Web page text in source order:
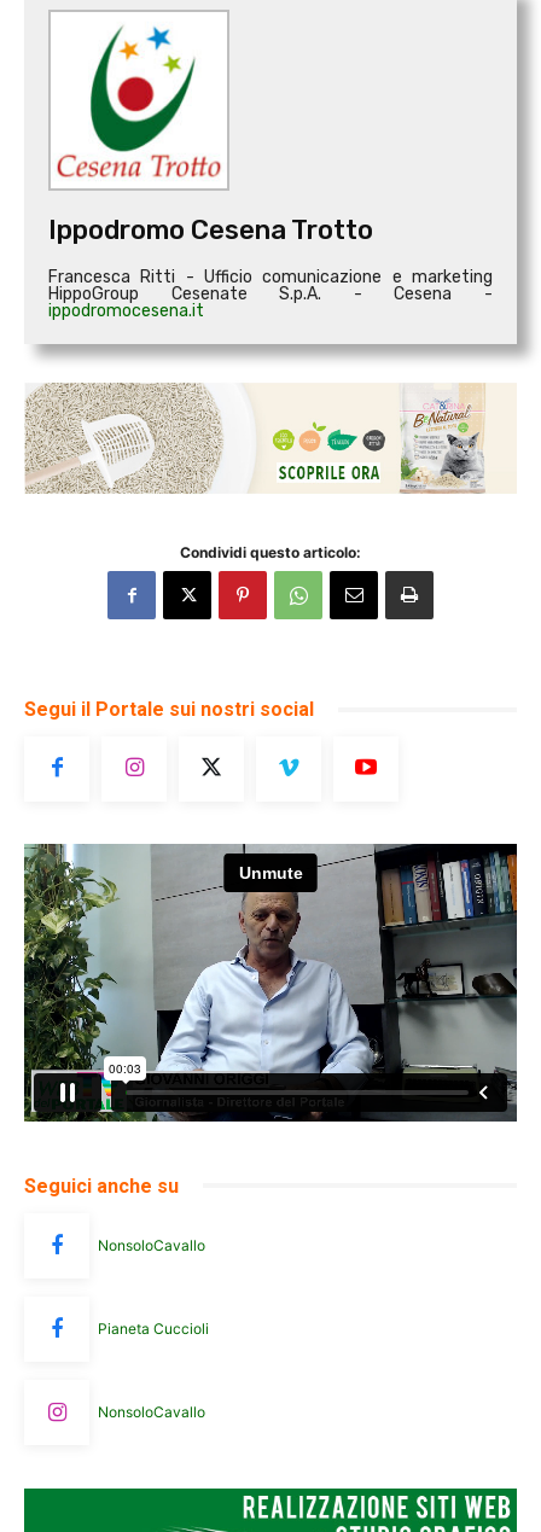
Ippodromo Cesena Trotto
Francesca Ritti - Ufficio comunicazione e marketing
HippoGroup Cesenate S.p.A. - Cesena -
ippodromocesena.it
Condividi questo articolo:
Segui il Portale sui nostri social
Seguici anche su
NonsoloCavallo
Pianeta Cuccioli
NonsoloCavallo